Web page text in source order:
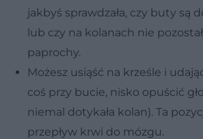
jakbyś sprawdzała, czy buty są
lub czy na kolanach nie
paprochy.
Możesz usiąść na krześle i
coś przy bucie, nisko opuścić
niemal dotykała kolan). Ta
przepływ krwi do mózgu.